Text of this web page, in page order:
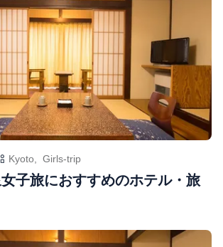
Kyoto, Girls-trip
子旅におすすめのホテル・旅